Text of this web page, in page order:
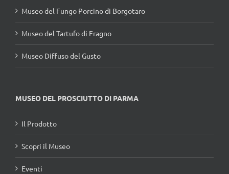
Museo del Fungo Porcino di Borgotaro
Museo del Tartufo di Fragno
Museo Diffuso del Gusto
MUSEO DEL PROSCIUTTO DI PARMA
Il Prodotto
Scopri il Museo
Eventi